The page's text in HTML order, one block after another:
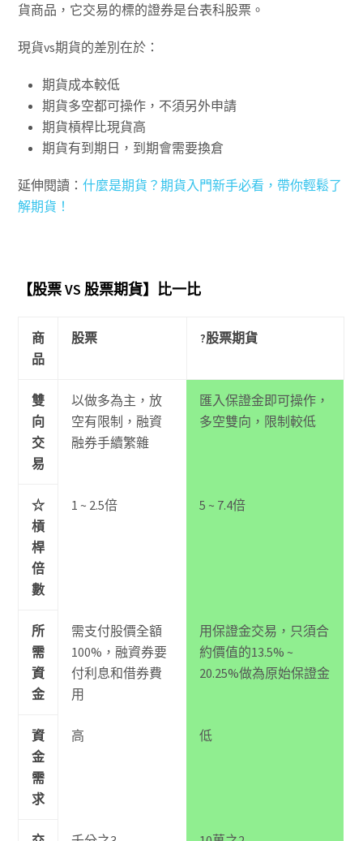
貨商品，它交易的標的證券是台表科股票。
現貨vs期貨的差別在於：
期貨成本較低
期貨多空都可操作，不須另外申請
期貨槓桿比現貨高
期貨有到期日，到期會需要換倉
延伸閱讀：什麼是期貨？期貨入門新手必看，帶你輕鬆了
解期貨！
【股票 VS 股票期貨】比一比
商
品
股票 ?股票期貨
雙
向
交
易
以做多為主，放
空有限制，融資
融券手續繁雜
匯入保證金即可操作，
多空雙向，限制較低
☆
槓
桿
倍
數
1 ~ 2.5倍 5 ~ 7.4倍
所
需
資
金
需支付股價全額
100%，融資券要
付利息和借券費
用
用保證金交易，只須合
約價值的13.5% ~
20.25%做為原始保證金
資
金
需
求
高 低